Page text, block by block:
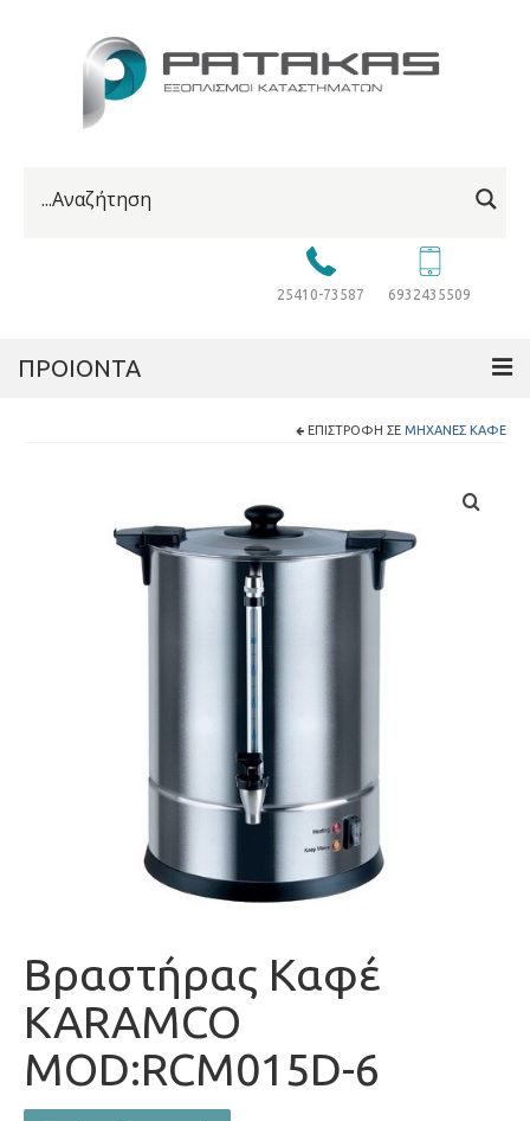
25410-73587 6932435509
ΠΡΟΙΟΝΤΑ
ΕΠΙΣΤΡΟΦΉ ΣΕ ΜΗΧΑΝΈΣ ΚΑΦΈ
Βραστήρας Καφέ
KARAMCO
MOD:RCM015D-6